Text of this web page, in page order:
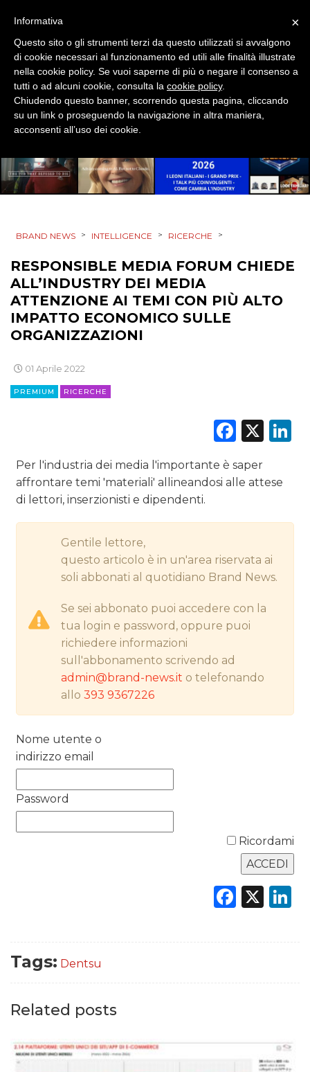
MOBILE
PROMOZIONI
PRODOTTI
PUNTI VENDITA
STRATEGIE
CINEMA
DIGITALE
EDITORIA
ESTERNA
TV
RICERCHE
PREVISIONI/SCENARI
NORMATIVE
CASE HISTORY
OPINIONI
BRAND NEWS > INTELLIGENCE > RICERCHE >
RESPONSIBLE MEDIA FORUM CHIEDE
ALL’INDUSTRY DEI MEDIA
ATTENZIONE AI TEMI CON PIÙ ALTO
IMPATTO ECONOMICO SULLE
ORGANIZZAZIONI
01 Aprile 2022
PREMIUM RICERCHE
X
Per l'industria dei media l'importante è saper
affrontare temi 'materiali' allineandosi alle attese
di lettori, inserzionisti e dipendenti.
Gentile lettore,
questo articolo è in un'area riservata ai
soli abbonati al quotidiano Brand News.
Se sei abbonato puoi accedere con la
tua login e password, oppure puoi
richiedere informazioni
sull'abbonamento scrivendo ad
admin@brand-news.it o telefonando
allo393 9367226
Nome utente o
indirizzo email
Password
Ricordami
X
Tags: Dentsu
Related posts
×
Informativa
Questo sito o gli strumenti terzi da questo utilizzati si avvalgono
di cookie necessari al funzionamento ed utili alle finalità illustrate
nella cookie policy. Se vuoi saperne di più o negare il consenso a
tutti o ad alcuni cookie, consulta la cookie policy.
Chiudendo questo banner, scorrendo questa pagina, cliccando
su un link o proseguendo la navigazione in altra maniera,
acconsenti all’uso dei cookie.